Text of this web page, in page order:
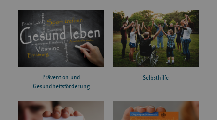
Prävention und
Gesundheitsförderung
Selbsthilfe